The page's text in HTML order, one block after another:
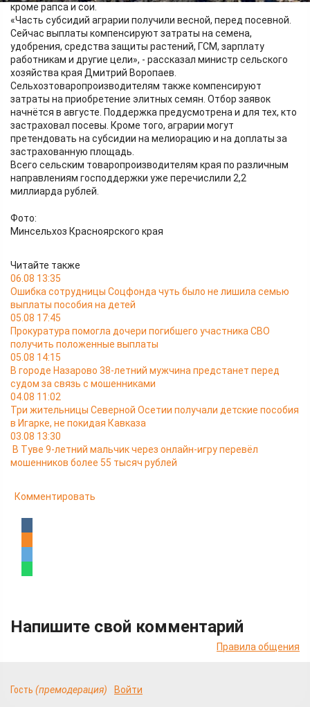
кроме рапса и сои.
«Часть субсидий аграрии получили весной, перед посевной.
Сейчас выплаты компенсируют затраты на семена,
удобрения, средства защиты растений, ГСМ, зарплату
работникам и другие цели», - рассказал министр сельского
хозяйства края Дмитрий Воропаев.
Сельхозтоваропроизводителям также компенсируют
затраты на приобретение элитных семян. Отбор заявок
начнётся в августе. Поддержка предусмотрена и для тех, кто
застраховал посевы. Кроме того, аграрии могут
претендовать на субсидии на мелиорацию и на доплаты за
застрахованную площадь.
Всего сельским товаропроизводителям края по различным
направлениям господдержки уже перечислили 2,2
миллиарда рублей.
Фото:
Минсельхоз Красноярского края
Читайте также
06.08 13:35
Ошибка сотрудницы Соцфонда чуть было не лишила семью
выплаты пособия на детей
05.08 17:45
Прокуратура помогла дочери погибшего участника СВО
получить положенные выплаты
05.08 14:15
В городе Назарово 38-летний мужчина предстанет перед
судом за связь с мошенниками
04.08 11:02
Три жительницы Северной Осетии получали детские пособия
в Игарке, не покидая Кавказа
03.08 13:30
В Туве 9-летний мальчик через онлайн-игру перевёл
мошенников более 55 тысяч рублей
Комментировать
Напишите свой комментарий
Правила общения
Гость (премодерация) Войти